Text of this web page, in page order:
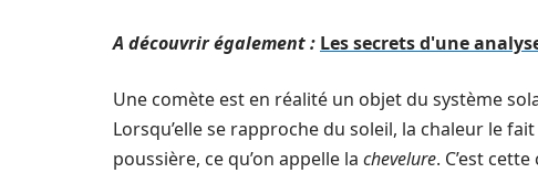
A découvrir également : Les secrets d'une
Une comète est en réalité un objet du système
Lorsqu’elle se rapproche du soleil, la chaleur le
poussière, ce qu’on appelle la chevelure. C’est